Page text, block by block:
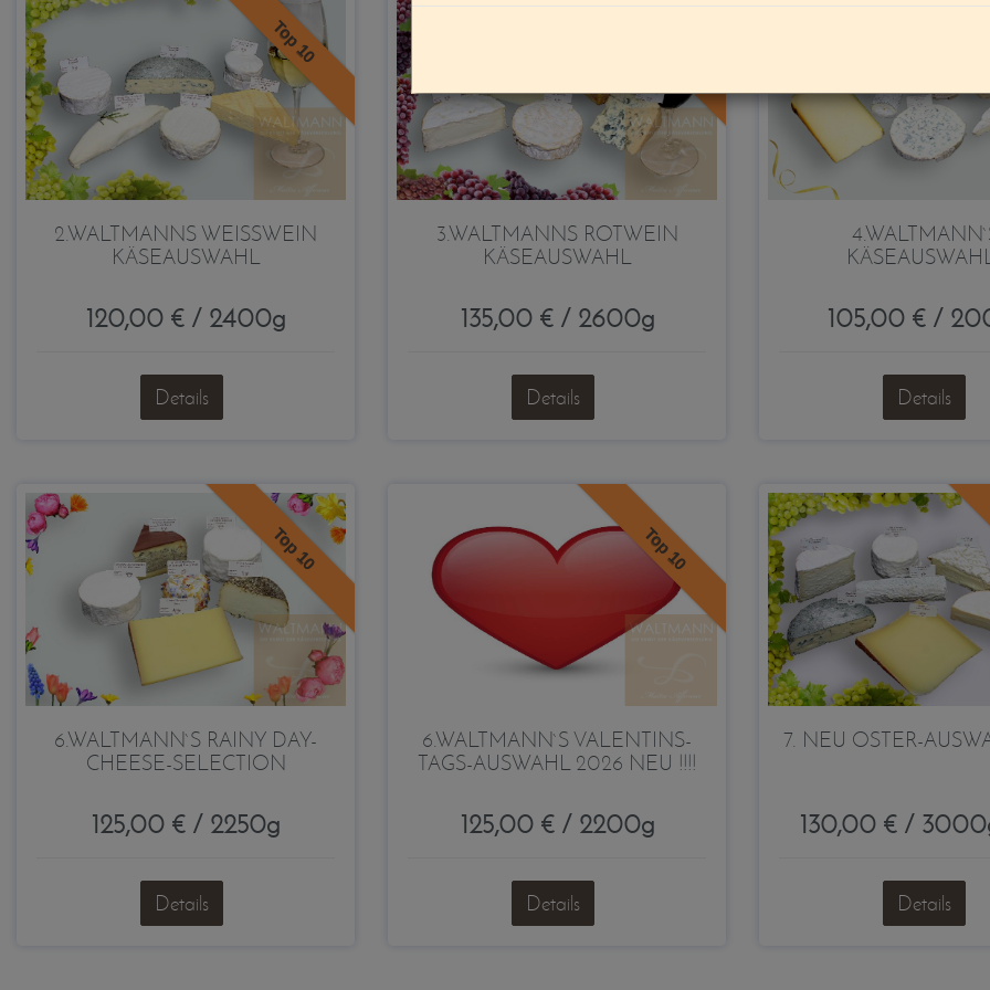
Top 10
2.WALTMANNS WEISSWEIN
KÄSEAUSWAHL
120,00 € / 2400g
Details
3.WALTMANNS ROTWEIN
KÄSEAUSWAHL
135,00 € / 2600g
Details
105,00 € /
Details
Top 10
6.WALTMANN`S RAINY DAY-
CHEESE-SELECTION
125,00 € / 2250g
Details
Top 10
6.WALTMANN`S VALENTINS-
TAGS-AUSWAHL 2026 NEU !!!!
125,00 € / 2200g
Details
7. NEU OSTER-
130,00 € /
Details